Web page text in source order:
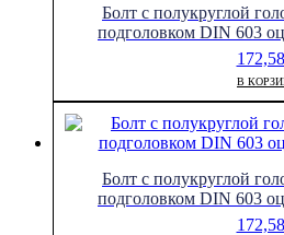
Болт с полукруглой
подголовком DIN 603
172,58
В
Болт с полукруглой
подголовком DIN 603
172,58